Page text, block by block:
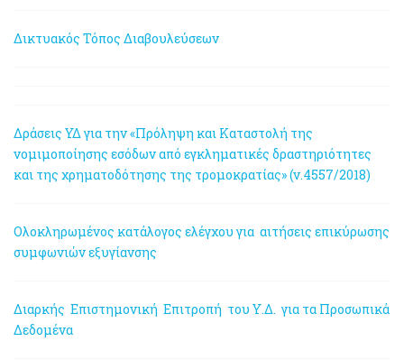
Δικτυακός Τόπος Διαβουλεύσεων
Δράσεις ΥΔ για την «Πρόληψη και Καταστολή της
νομιμοποίησης εσόδων από εγκληματικές δραστηριότητες
και της χρηματοδότησης της τρομοκρατίας» (ν.4557/2018)
Ολοκληρωμένος κατάλογος ελέγχου για αιτήσεις επικύρωσης
συμφωνιών εξυγίανσης
Διαρκής Επιστημονική Επιτροπή του Υ.Δ. για τα Προσωπικά
Δεδομένα